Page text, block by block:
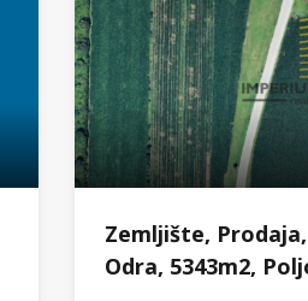
Zemljište,
Odra, 5343m2,